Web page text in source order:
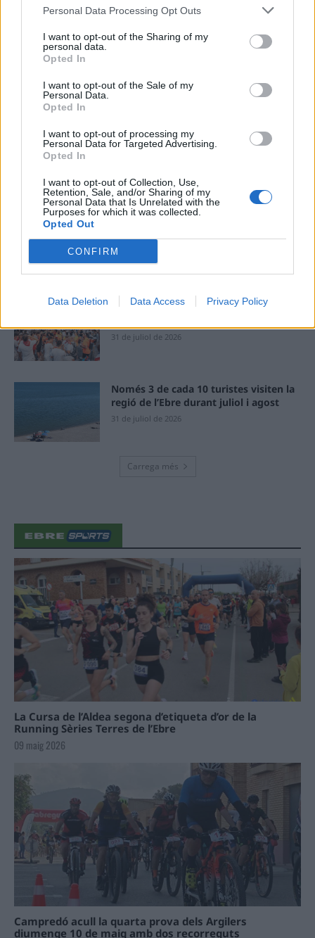
Personal Data Processing Opt Outs
I want to opt-out of the Sharing of my
personal data.
Opted In
I want to opt-out of the Sale of my
Personal Data.
Opted In
I want to opt-out of processing my
Personal Data for Targeted Advertising.
Opted In
I want to opt-out of Collection, Use,
Retention, Sale, and/or Sharing of my
Personal Data that Is Unrelated with the
Purposes for which it was collected.
Opted Out
CONFIRM
Data Deletion Data Access Privacy Policy
ÚLTIMES NOTÍCIES
Blaumut lidera el cartell musical de les
30 de juliol de 2026
Amposta viurà unes festes amb més
31 de juliol de 2026
Només 3 de cada 10 turistes visiten la
regió de l’Ebre durant juliol i agost
31 de juliol de 2026
Carrega més
La Cursa de l’Aldea segona d’etiqueta d’or de la
Running Sèries Terres de l’Ebre
09 maig 2026
Campredó acull la quarta prova dels Argilers
diumenge 10 de maig amb dos recorreguts